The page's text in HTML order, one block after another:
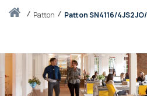
Accueilpatton Patton SN4116/